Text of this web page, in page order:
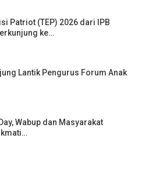
Patriot (TEP) 2026 dari IPB
ke…
Lantik Pengurus Forum Anak
Wabup dan Masyarakat